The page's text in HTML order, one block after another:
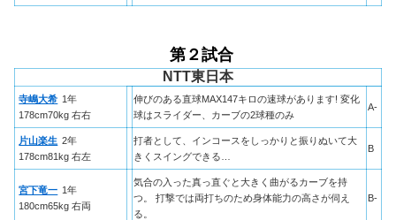
第２試合
NTT東日本
寺嶋大希 1年
178cm70kg 右右
伸びのある直球MAX147キロの速球があります! 変化
球はスライダー、カーブの2球種のみ
A-
片山楽生 2年
178cm81kg 右左
打者として、インコースをしっかりと振りぬいて大
きくスイングできる…
B
宮下竜一 1年
180cm65kg 右両
気合の入った真っ直ぐと大きく曲がるカーブを持
つ。 打撃では両打ちのため身体能力の高さが伺え
る。
B-